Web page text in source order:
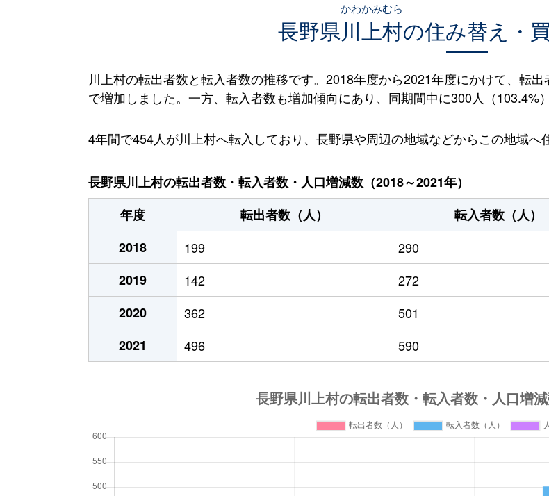
長野県川上村
かわかみむら
の住み替え・
川上村の転出者数と転入者数の推移です。2018年度から2021年度にかけて、転
で増加しました。一方、転入者数も増加傾向にあり、同期間中に300人（103.4%
4年間で454人が川上村へ転入しており、長野県や周辺の地域などからこの地域へ
長野県川上村の転出者数・転入者数・人口増減数（2018～2021年）
年度
転出者数（人） 転入者数（人）
2018
199 290
2019
142 272
2020
362 501
2021
496 590